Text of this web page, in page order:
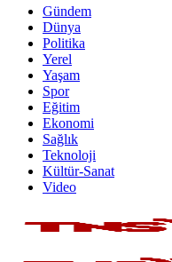
Gündem
Dünya
Politika
Yerel
Yaşam
Spor
Eğitim
Ekonomi
Sağlık
Teknoloji
Kültür-Sanat
Video